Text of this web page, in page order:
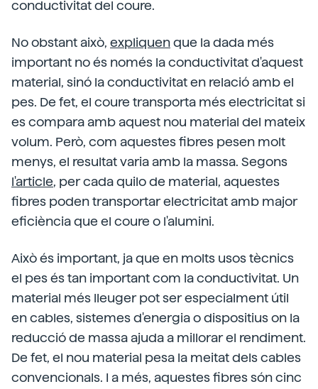
conductivitat del coure.
No obstant això, expliquenque la dada més
important no és només la conductivitat d'aquest
material, sinó la conductivitat en relació amb el
pes. De fet, el coure transporta més electricitat si
es compara amb aquest nou material del mateix
volum. Però, com aquestes fibres pesen molt
menys, el resultat varia amb la massa. Segons
l'article, per cada quilo de material, aquestes
fibres poden transportar electricitat amb major
eficiència que el coure o l'alumini.
Això és important, ja que en molts usos tècnics
el pes és tan important com la conductivitat. Un
material més lleuger pot ser especialment útil
en cables, sistemes d'energia o dispositius on la
reducció de massa ajuda a millorar el rendiment.
De fet, el nou material pesa la meitat dels cables
convencionals. I a més, aquestes fibres són cinc